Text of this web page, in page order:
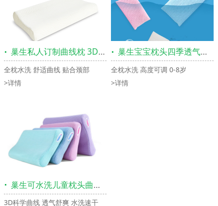
巢生私人订制曲线枕 3D可水洗舒适单人枕高低枕
全枕水洗 舒适曲线 贴合颈部
>详情
巢生宝宝枕头四季透气枕幼儿园1-3-8岁儿童小枕头小孩幼儿婴儿枕
全枕水洗 高度可调 0-8岁
>详情
巢生可水洗儿童枕头曲线透气枕头学生枕青少年高低护颈枕9-12岁
3D科学曲线 透气舒爽 水洗速干